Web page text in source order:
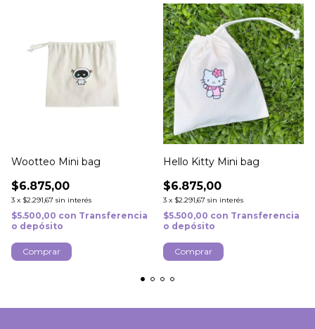
Wootteo Mini bag
$6.875,00
3 x $2.291,67 sin interés
$5.500,00 con Transferencia
o depósito
Hello Kitty Mini bag
$6.875,00
3 x $2.291,67 sin interés
$5.500,00 con Transferencia
o depósito